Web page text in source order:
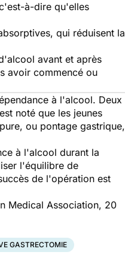
à-dire qu'elles
qui réduisent la
avant et après
avoir commencé ou
à l'alcool. Deux
noté que les jeunes
ou pontage gastrique,
à l'alcool durant la
l'équilibre de
de l'opération est
Medical Association, 20
GASTRECTOMIE